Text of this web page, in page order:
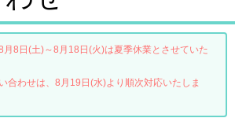
8日(土)～8月18日(火)は夏季休業とさせていた
合わせは、8月19日(水)より順次対応いたしま